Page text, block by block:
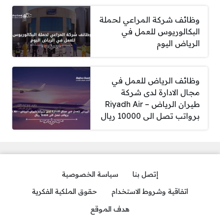
وظائف شركة المراعي لحملة
البكالوريوس للعمل في
الرياض اليوم
وظائف الرياض للعمل في
مجال الادارة لدى شركة
طيران الرياض – Riyadh Air
برواتب تصل الى 10000 ريال
إتصل بنا
سياسة الخصوصية
اتفاقية وشروط الاستخدام
حقوق الملكية الفكرية
هدف الموقع